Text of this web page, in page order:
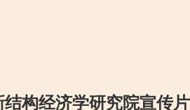
构经济学研究院宣传片